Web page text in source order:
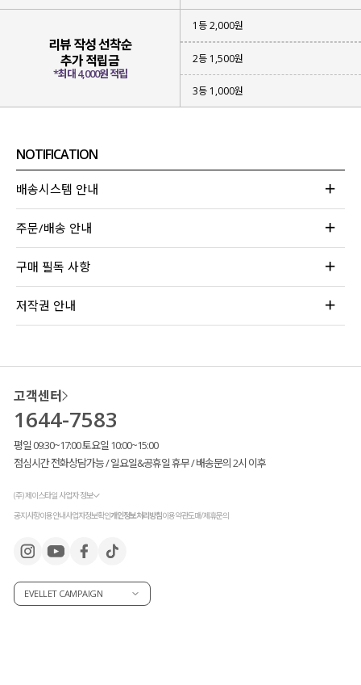
멜란지 컬러를 새롭게 출시하게 되었습니다!
조금 특별한 디테일 포인트를 추가해
또 다른 매력을 느끼실 수 있을 거라
눈여겨보시면 좋을 것 같아요.
리뷰 작성 선착순
추가 적립금
*최대 4,000원 적립
1등 2,000원
2등 1,500원
3등 1,000원
NOTIFICATION
배송시스템 안내
주문/배송 안내
구매 필독 사항
저작권 안내
고객센터
1644-7583
평일 09:30~17:00 토요일 10:00~15:00
점심시간 전화상담가능 / 일요일&공휴일 휴무 / 배송문의 2시 이후
(주) 제이스타일 사업자 정보
공지사항이용안내사업자정보확인개인정보처리방침이용약관도매/제휴문의
EVELLET CAMPAIGN